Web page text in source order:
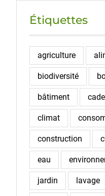
Étiquettes
agriculture
biodiversité
bâtiment
climat
construction
eau
jardin lavage